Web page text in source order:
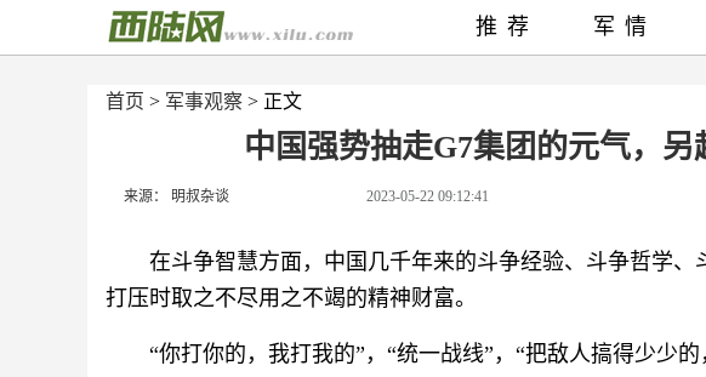
首页 > 军事观察 > 正文
中国强势抽走G7集团的元气，另
来源： 明叔杂谈 2023-05-22 09:12:41
在斗争智慧方面，中国几千年来的斗争经验、斗争哲学、
打压时取之不尽用之不竭的精神财富。
“你打你的，我打我的”，“统一战线”，“把敌人搞得少少的
推荐 军情